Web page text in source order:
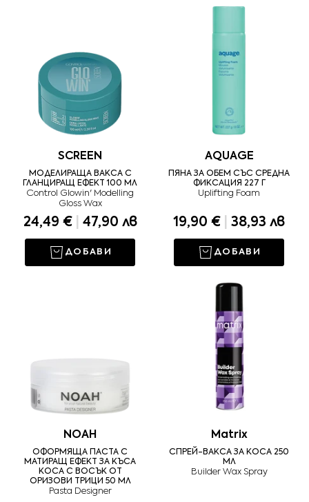
SCREEN
МОДЕЛИРАЩА ВАКСА С
ГЛАНЦИРАЩ ЕФЕКТ 100 МЛ
Control Glowin' Modelling
Gloss Wax
24,49 € 47,90 лв
ДОБАВИ
AQUAGE
ПЯНА ЗА ОБЕМ СЪС СРЕДНА
ФИКСАЦИЯ 227 Г
Uplifting Foam
19,90 € 38,93 лв
ДОБАВИ
NOAH
ОФОРМЯЩА ПАСТА С
МАТИРАЩ ЕФЕКТ ЗА КЪСА
КОСА С ВОСЪК ОТ
ОРИЗОВИ ТРИЦИ 50 МЛ
Pasta Designer
Matrix
СПРЕЙ-ВАКСА ЗА КОСА 250
МЛ
Builder Wax Spray